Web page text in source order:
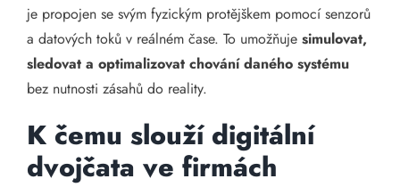
je propojen se svým fyzickým protějškem pomocí senzorů
a datových toků v reálném čase. To umožňuje simulovat,
sledovat a optimalizovat chování daného systému
bez nutnosti zásahů do reality.
K čemu slouží digitální
dvojčata ve firmách